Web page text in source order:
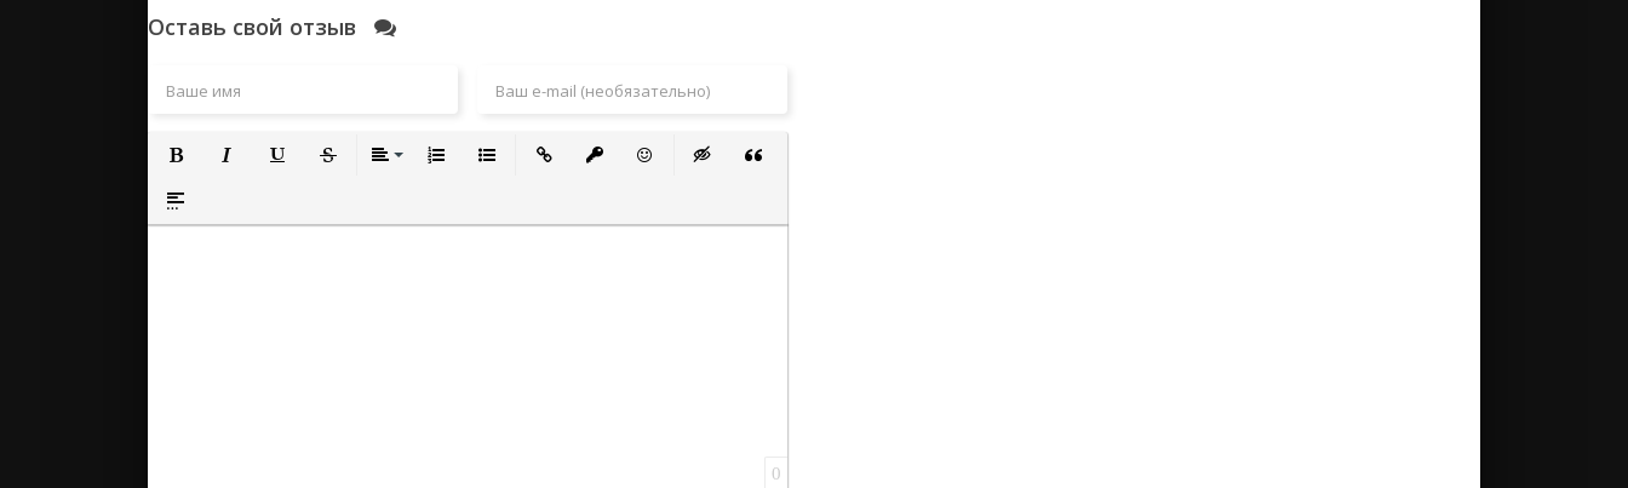
Оставь свой отзыв
Полужирный
Вставка спойлера
0